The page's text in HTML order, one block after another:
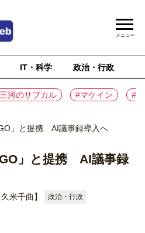
IT・科学 政治・行政
河のサブカル #マケイン #
メニュー
」と提携 AI議事録導入へ
」と提携 AI議事録
久米千曲】 政治・行政